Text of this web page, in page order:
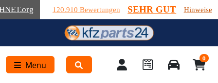
.org 120.910 Bewertungen SEHR GUT Hinweise
Menü
0